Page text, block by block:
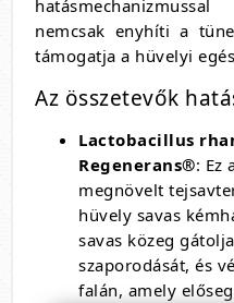
nemcsak enyhíti a
támogatja a hüvelyi
Az összetevők
Lactobacillus
Regenerans®: Ez
megnövelt
hüvely savas
savas közeg
szaporodását, és
falán, amely